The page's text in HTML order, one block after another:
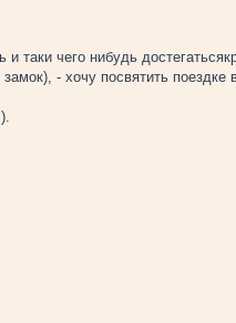
таки чего нибудь
- хочу посвятить поездке